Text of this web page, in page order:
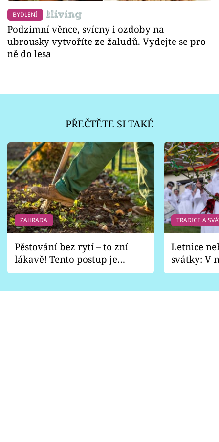
BYDLENÍ
Podzimní věnce, svícny i ozdoby na
ubrousky vytvoříte ze žaludů. Vydejte se pro
ně do lesa
PŘEČTĚTE SI TAKÉ
ZAHRADA
Pěstování bez rytí – to zní
lákavě! Tento postup je
vhodný jen pro některé
TRADICE A
Letnice
svátky: V
pondělí